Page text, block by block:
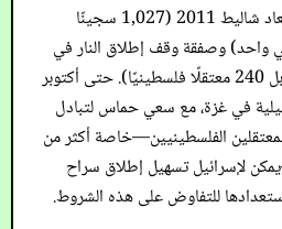
متبادل، كما رأينا في صفقة جلعاد شاليط 2011 (1,027 سجينًا
واحد) وصفقة وقف إطلاق النار في
نوفمبر 2023 (105 رهائن مقابل 240 معتقلًا فلسطينيًا). حتى أكتوبر
رهينة إسرائيلية في غزة، مع سعي حماس لتبادل
الفلسطينيين—خاصة أكثر من
لإسرائيل تسهيل إطلاق سراح
للتفاوض على هذه الشروط.